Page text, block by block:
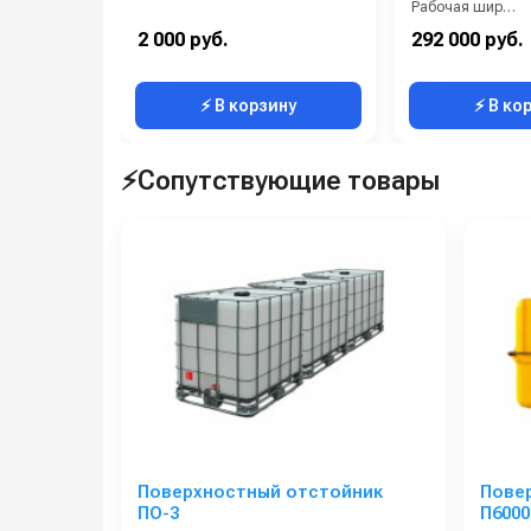
2 000 руб.
⚡ В корзину
Рабочая ширина (мм):
Вес, кг:
292 000 руб.
⚡ В
⚡Сопутствующие товары
Поверхностный отстойник
ПО-3
П6000